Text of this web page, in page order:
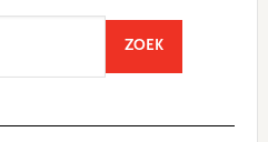
ZOEKSEARCH